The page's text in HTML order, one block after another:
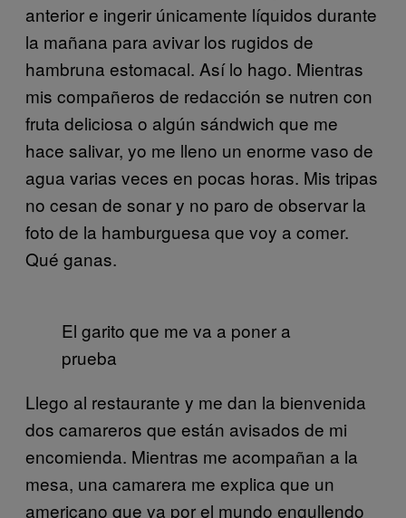
anterior e ingerir únicamente líquidos durante
la mañana para avivar los rugidos de
hambruna estomacal. Así lo hago. Mientras
mis compañeros de redacción se nutren con
fruta deliciosa o algún sándwich que me
hace salivar, yo me lleno un enorme vaso de
agua varias veces en pocas horas. Mis tripas
no cesan de sonar y no paro de observar la
foto de la hamburguesa que voy a comer.
Qué ganas.
El garito que me va a poner a
prueba
Llego al restaurante y me dan la bienvenida
dos camareros que están avisados de mi
encomienda. Mientras me acompañan a la
mesa, una camarera me explica que un
americano que va por el mundo engullendo